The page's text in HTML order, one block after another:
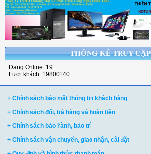
THỐNG KÊ TRUY CẬP
Đang Online: 19
Lượt khách: 19800140
+ Chính sách bảo mật thông tin khách hàng
+ Chính sách đổi, trả hàng và hoàn tiền
+ Chính sách bảo hành, bảo trì
+ Chính sách vận chuyển, giao nhận, cài đặt